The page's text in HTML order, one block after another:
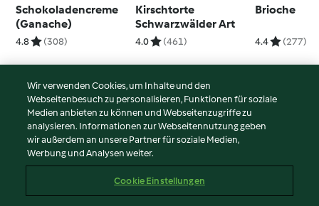
Schokoladencreme
(Ganache)
4.8 (308)
Kirschtorte
Schwarzwälder Art
4.0 (461)
Brioche
4.4 (277)
© Copyright 2026
Nutzungsbedingungen
Datenschutzrichtlinien
Impressum
Wir verwenden Cookies, um Inhalte und den
Webseitenbesuch zu personalisieren, Funktionen für soziale
Medien anbieten zu können und Webseitenzugriffe zu
analysieren. Informationen zur Webseitennutzung geben
wir außerdem an unsere Partner für soziale Medien,
Werbung und Analysen weiter.
Cookie Einstellungen